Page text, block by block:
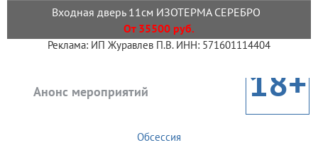
Входная дверь 11см ИЗОТЕРМА СЕРЕБРО
От 35500 руб.
Реклама: ИП Журавлев П.В. ИНН: 571601114404
Анонс мероприятий 18+
Обсессия